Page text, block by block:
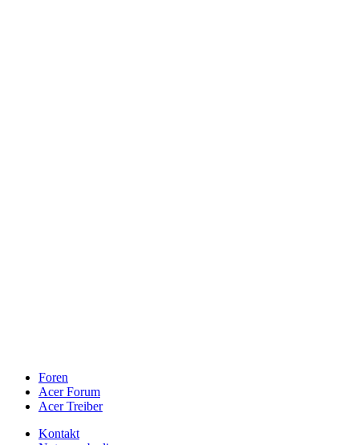
Foren
Acer Forum
Acer Treiber
Kontakt